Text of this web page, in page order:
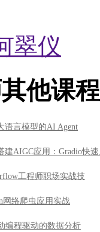
翠仪
他课程
语言模型的AI Agent
建AIGC应用：Gradio快
工程师职场实战技
网络爬虫应用实战
编程驱动的数据分析